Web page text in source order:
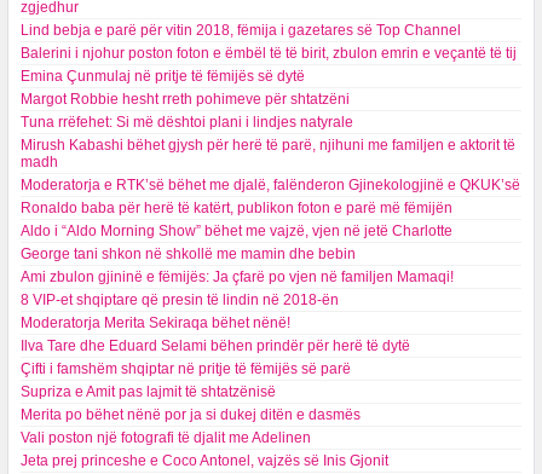
zgjedhur
Lind bebja e parë për vitin 2018, fëmija i gazetares së Top Channel
Balerini i njohur poston foton e ëmbël të të birit, zbulon emrin e veçantë të tij
Emina Çunmulaj në pritje të fëmijës së dytë
Margot Robbie hesht rreth pohimeve për shtatzëni
Tuna rrëfehet: Si më dështoi plani i lindjes natyrale
Mirush Kabashi bëhet gjysh për herë të parë, njihuni me familjen e aktorit të
madh
Moderatorja e RTK’së bëhet me djalë, falënderon Gjinekologjinë e QKUK’së
Ronaldo baba për herë të katërt, publikon foton e parë më fëmijën
Aldo i “Aldo Morning Show” bëhet me vajzë, vjen në jetë Charlotte
George tani shkon në shkollë me mamin dhe bebin
Ami zbulon gjininë e fëmijës: Ja çfarë po vjen në familjen Mamaqi!
8 VIP-et shqiptare që presin të lindin në 2018-ën
Moderatorja Merita Sekiraqa bëhet nënë!
Ilva Tare dhe Eduard Selami bëhen prindër për herë të dytë
Çifti i famshëm shqiptar në pritje të fëmijës së parë
Supriza e Amit pas lajmit të shtatzënisë
Merita po bëhet nënë por ja si dukej ditën e dasmës
Vali poston një fotografi të djalit me Adelinen
Jeta prej princeshe e Coco Antonel, vajzës së Inis Gjonit